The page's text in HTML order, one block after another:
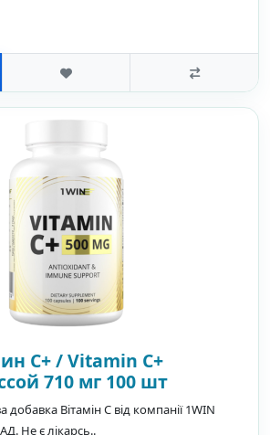
С+ / Vitamin C+
710 мг 100 шт
Вітамін С від компанії 1WIN
Не є лікарсь..